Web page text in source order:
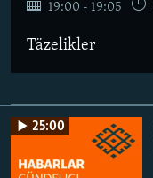
19:00 - 19:05
Täzelikler
25:00